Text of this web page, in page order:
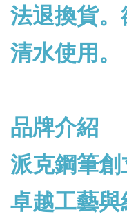
法退換貨
清水使用。
品牌介紹
派克鋼筆
卓越工藝